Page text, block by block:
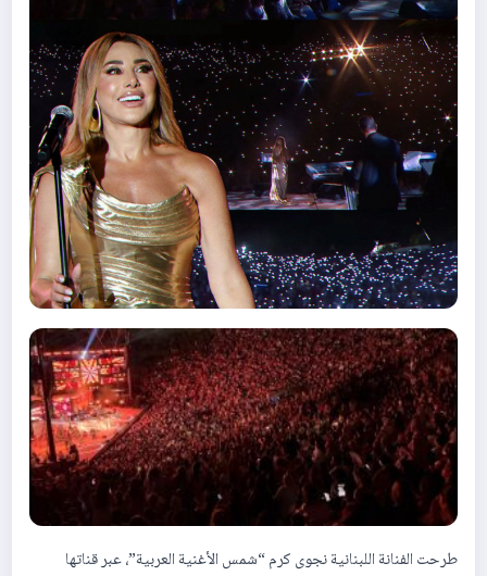
طرحت الفنانة اللبنانية نجوى كرم “شمس الأغنية العربية”، عبر قناتها